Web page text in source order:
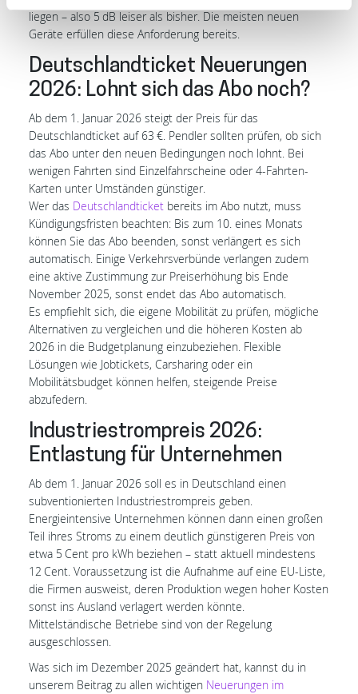
liegen – also 5 dB leiser als bisher. Die meisten neuen
Geräte erfüllen diese Anforderung bereits.
Deutschlandticket Neuerungen
2026: Lohnt sich das Abo noch?
Ab dem 1. Januar 2026 steigt der Preis für das
Deutschlandticket auf 63 €. Pendler sollten prüfen, ob sich
das Abo unter den neuen Bedingungen noch lohnt. Bei
wenigen Fahrten sind Einzelfahrscheine oder 4-Fahrten-
Karten unter Umständen günstiger.
Wer das Deutschlandticket bereits im Abo nutzt, muss
Kündigungsfristen beachten: Bis zum 10. eines Monats
können Sie das Abo beenden, sonst verlängert es sich
automatisch. Einige Verkehrsverbünde verlangen zudem
eine aktive Zustimmung zur Preiserhöhung bis Ende
November 2025, sonst endet das Abo automatisch.
Es empfiehlt sich, die eigene Mobilität zu prüfen, mögliche
Alternativen zu vergleichen und die höheren Kosten ab
2026 in die Budgetplanung einzubeziehen. Flexible
Lösungen wie Jobtickets, Carsharing oder ein
Mobilitätsbudget können helfen, steigende Preise
abzufedern.
Industriestrompreis 2026:
Entlastung für Unternehmen
Ab dem 1. Januar 2026 soll es in Deutschland einen
subventionierten Industriestrompreis geben.
Energieintensive Unternehmen können dann einen großen
Teil ihres Stroms zu einem deutlich günstigeren Preis von
etwa 5 Cent pro kWh beziehen – statt aktuell mindestens
12 Cent. Voraussetzung ist die Aufnahme auf eine EU-Liste,
die Firmen ausweist, deren Produktion wegen hoher Kosten
sonst ins Ausland verlagert werden könnte.
Mittelständische Betriebe sind von der Regelung
ausgeschlossen.
Was sich im Dezember 2025 geändert hat, kannst du in
unserem Beitrag zu allen wichtigen Neuerungen im